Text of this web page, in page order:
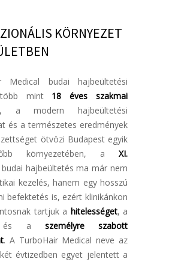
KÖRNYEZET
Medical budai hajbeültetési
mint 18 éves szakmai
, a modern hajbeültetési
és a természetes eredmények
ötvözi Budapest egyik
környezetében, a XI.
budai hajbeültetés ma már nem
kezelés, hanem egy hosszú
befektetés is, ezért klinikánkon
tartjuk a hitelességet, a
a személyre szabott
. A TurboHair Medical neve az
évtizedben egyet jelentett a